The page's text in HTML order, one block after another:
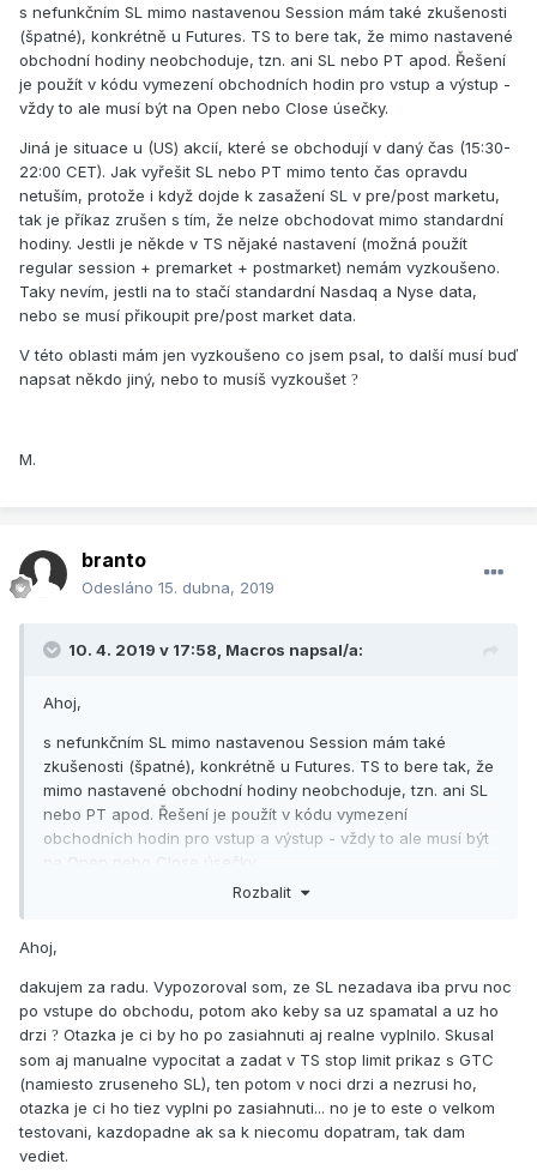
Je to kvoli tomu regular session? je nutne tam dat aj pre
s nefunkčním SL mimo nastavenou Session mám také zkušenosti
(špatné), konkrétně u Futures. TS to bere tak, že mimo nastavené
obchodní hodiny neobchoduje, tzn. ani SL nebo PT apod. Řešení
je použít v kódu vymezení obchodních hodin pro vstup a výstup -
vždy to ale musí být na Open nebo Close úsečky.
Jiná je situace u (US) akcií, které se obchodují v daný čas (15:30-
22:00 CET). Jak vyřešit SL nebo PT mimo tento čas opravdu
netuším, protože i když dojde k zasažení SL v pre/post marketu,
tak je příkaz zrušen s tím, že nelze obchodovat mimo standardní
hodiny. Jestli je někde v TS nějaké nastavení (možná použít
regular session + premarket + postmarket) nemám vyzkoušeno.
Taky nevím, jestli na to stačí standardní Nasdaq a Nyse data,
nebo se musí přikoupit pre/post market data.
V této oblasti mám jen vyzkoušeno co jsem psal, to další musí buď
napsat někdo jiný, nebo to musíš vyzkoušet ?
M.
branto
Odesláno 15. dubna, 2019
10. 4. 2019 v 17:58, Macros napsal/a:
Ahoj,
s nefunkčním SL mimo nastavenou Session mám také
zkušenosti (špatné), konkrétně u Futures. TS to bere tak, že
mimo nastavené obchodní hodiny neobchoduje, tzn. ani SL
nebo PT apod. Řešení je použít v kódu vymezení
obchodních hodin pro vstup a výstup - vždy to ale musí být
na Open nebo Close úsečky.
Jiná je situace u (US) akcií, které se obchodují v daný čas
opravdu netuším, protože i když dojde k zasažení SL v
obchodovat mimo standardní hodiny. Jestli je někde v TS
nějaké nastavení (možná použít regular session +
premarket + postmarket) nemám vyzkoušeno. Taky nevím,
jestli na to stačí standardní Nasdaq a Nyse data, nebo se
musí přikoupit pre/post market data.
V této oblasti mám jen vyzkoušeno co jsem psal, to další
musí buď napsat někdo jiný, nebo to musíš vyzkoušet
Rozbalit
Ahoj,
dakujem za radu. Vypozoroval som, ze SL nezadava iba prvu noc
po vstupe do obchodu, potom ako keby sa uz spamatal a uz ho
drzi ? Otazka je ci by ho po zasiahnuti aj realne vyplnilo. Skusal
som aj manualne vypocitat a zadat v TS stop limit prikaz s GTC
(namiesto zruseneho SL), ten potom v noci drzi a nezrusi ho,
otazka je ci ho tiez vyplni po zasiahnuti... no je to este o velkom
testovani, kazdopadne ak sa k niecomu dopatram, tak dam
vediet.